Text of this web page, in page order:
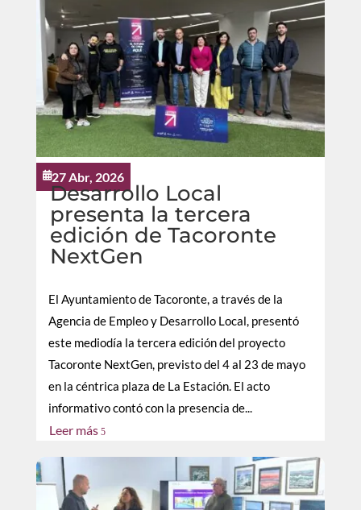
27 Abr, 2026
Desarrollo Local
presenta la tercera
edición de Tacoronte
NextGen
El Ayuntamiento de Tacoronte, a través de la
Agencia de Empleo y Desarrollo Local, presentó
este mediodía la tercera edición del proyecto
Tacoronte NextGen, previsto del 4 al 23 de mayo
en la céntrica plaza de La Estación. El acto
informativo contó con la presencia de...
Leer más 5